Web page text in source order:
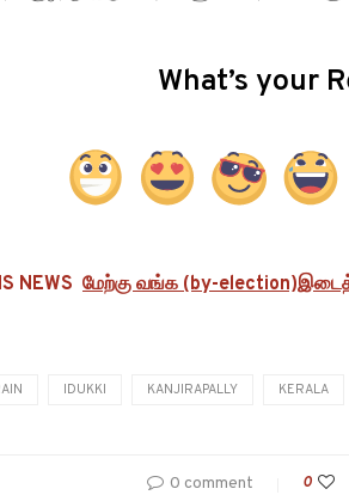
What’s your
NEWS மேற்கு வங்க (by-
IDUKKI KANJIRAPALLY KERALA
0 comment 0